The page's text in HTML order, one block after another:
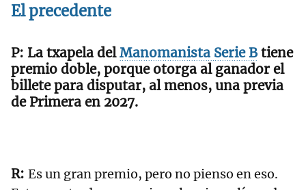
El precedente
La txapela delManomanista Serie B tiene
premio doble, porque otorga al ganador el
billete para disputar, al menos, una previa
de Primera en 2027.
Es un gran premio, pero no pienso en eso.